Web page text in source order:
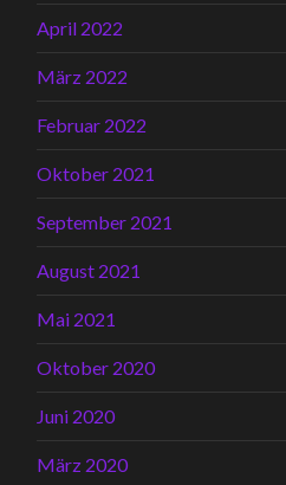
April 2022
März 2022
Februar 2022
Oktober 2021
September 2021
August 2021
Mai 2021
Oktober 2020
Juni 2020
März 2020